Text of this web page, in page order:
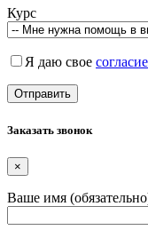
Курс
Я даю свое согласие
Заказать звонок
×
Ваше имя